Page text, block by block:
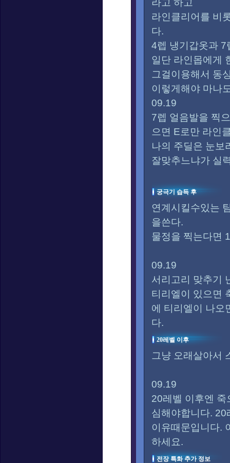
라고 하고
라인클리어를 비
다.
4렙 냉기갑옷과 7
일단 라인몹에게
그걸이용해서 동
이렇게해야 마나
09.19
7렙 얼음발을 찍
으면 E로만 라인
나의 주딜은 눈보
잘맞추느냐가 실
궁극기 습득 후
연계시킬수있는
을쓴다.
물정을 찍는다면
09.19
서리고리 맞추기
티리엘이 있으면
에 티리엘이 나오
다.
20레벨 이후
그냥 오래살아서
09.19
20레벨 이후엔
심해야합니다.
이유때문입니다.
하세요.
전장 특화 추가 정보